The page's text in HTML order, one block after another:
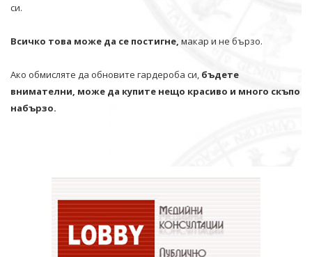
си.
Всичко това може да се постигне, макар и не бързо.
Ако обмисляте да обновите гардероба си, бъдете
внимателни, може да купите нещо красиво и много скъпо
набързо.